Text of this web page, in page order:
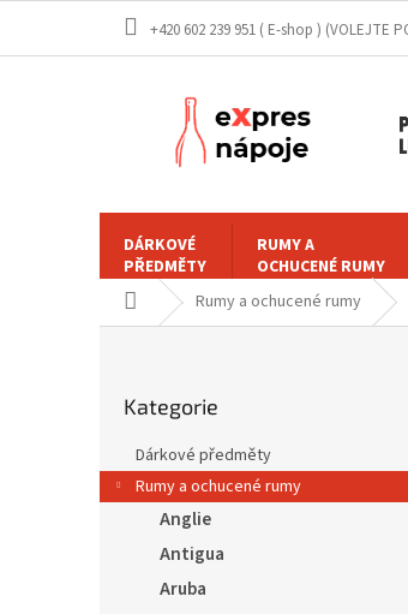
obsah
+420 602 239 951 ( E-shop )
DÁRKOVÉ
PŘEDMĚTY
RUMY A
OCHUCENÉ RUMY
Domů Rumy a ochucené rumy
a
n
kategorie
Kategorie
Dárkové předměty
Rumy a ochucené rumy
Anglie
Antigua
Aruba